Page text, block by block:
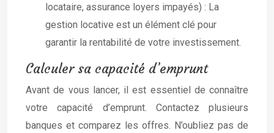
locataire, assurance loyers impayés) : La
gestion locative est un élément clé pour
garantir la rentabilité de votre investissement.
Calculer sa capacité d’emprunt
Avant de vous lancer, il est essentiel de connaître
votre capacité d’emprunt. Contactez plusieurs
banques et comparez les offres. N’oubliez pas de